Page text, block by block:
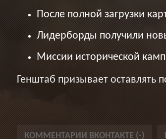
После полной загрузки
Лидерборды получили
Миссии исторической
Генштаб призывает
КОММЕНТАРИИ ВКОНТАКТЕ (-)